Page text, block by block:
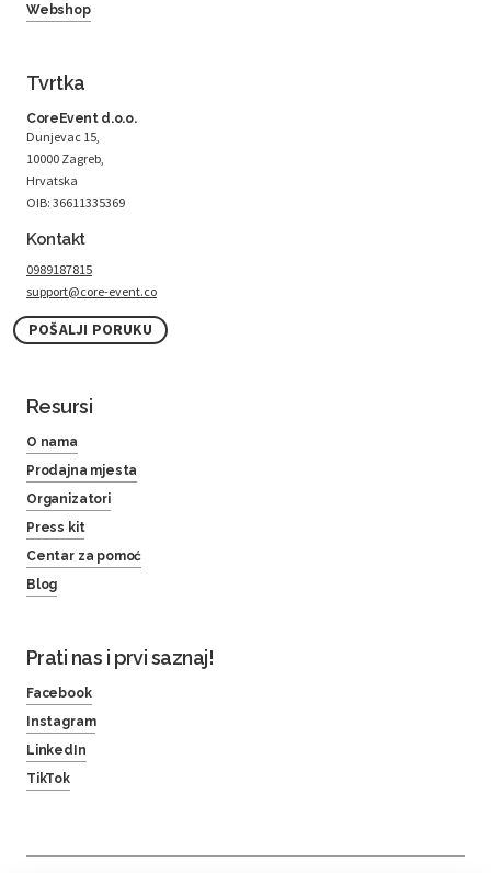
Webshop
Tvrtka
CoreEvent d.o.o.
Dunjevac 15,
10000 Zagreb,
Hrvatska
OIB: 36611335369
Kontakt
0989187815
support@core-event.co
POŠALJI PORUKU
Resursi
O nama
Prodajna mjesta
Organizatori
Press kit
Centar za pomoć
Blog
Prati nas i prvi saznaj!
Facebook
Instagram
LinkedIn
TikTok